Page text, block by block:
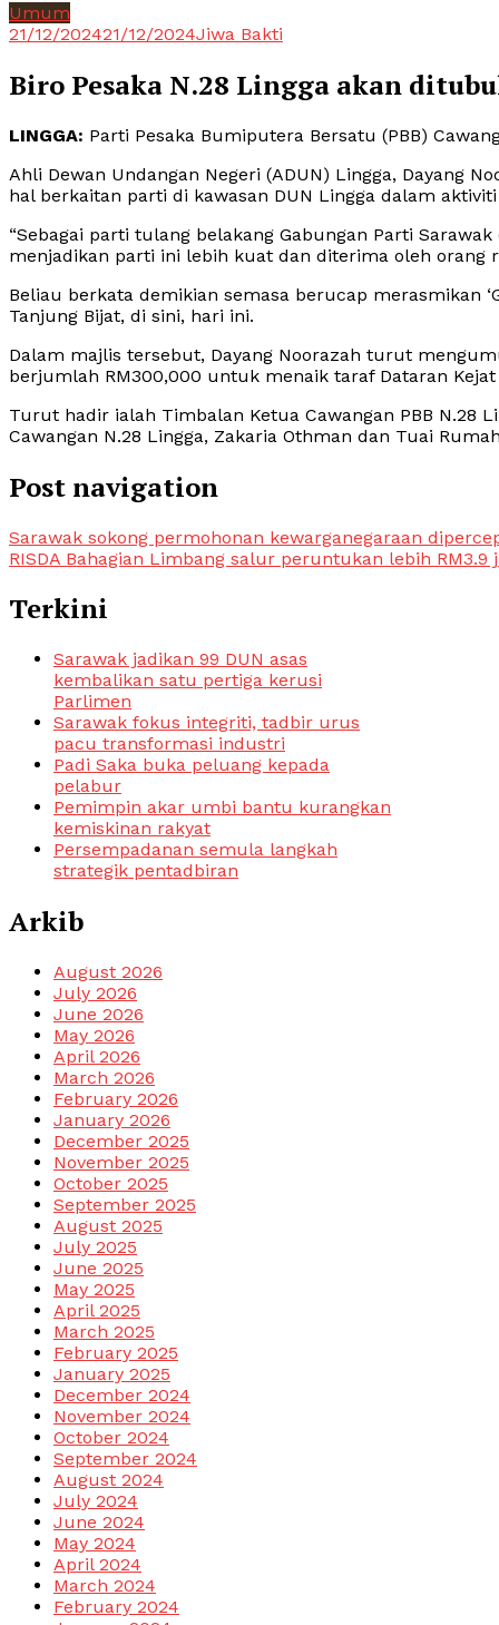
Umum
21/12/202421/12/2024Jiwa Bakti
Biro Pesaka N.28 Lingga akan
LINGGA: Parti Pesaka Bumiputera Bersatu (PBB)
Ahli Dewan Undangan Negeri (ADUN) Lingga, Dayang
hal berkaitan parti di kawasan DUN Lingga dalam
“Sebagai parti tulang belakang Gabungan Parti
menjadikan parti ini lebih kuat dan diterima oleh orang
Beliau berkata demikian semasa berucap merasmikan
Tanjung Bijat, di sini, hari ini.
Dalam majlis tersebut, Dayang Noorazah turut
berjumlah RM300,000 untuk menaik taraf Dataran
Turut hadir ialah Timbalan Ketua Cawangan PBB N.28
Cawangan N.28 Lingga, Zakaria Othman dan Tuai
Post navigation
Sarawak sokong permohonan kewarganegaraan
RISDA Bahagian Limbang salur peruntukan lebih RM3.9
Terkini
Sarawak jadikan 99 DUN asas
kembalikan satu pertiga kerusi
Parlimen
Sarawak fokus integriti, tadbir urus
pacu transformasi industri
Padi Saka buka peluang kepada
pelabur
Pemimpin akar umbi bantu kurangkan
kemiskinan rakyat
Persempadanan semula langkah
strategik pentadbiran
Arkib
August 2026
July 2026
June 2026
May 2026
April 2026
March 2026
February 2026
January 2026
December 2025
November 2025
October 2025
September 2025
August 2025
July 2025
June 2025
May 2025
April 2025
March 2025
February 2025
January 2025
December 2024
November 2024
October 2024
September 2024
August 2024
July 2024
June 2024
May 2024
April 2024
March 2024
February 2024